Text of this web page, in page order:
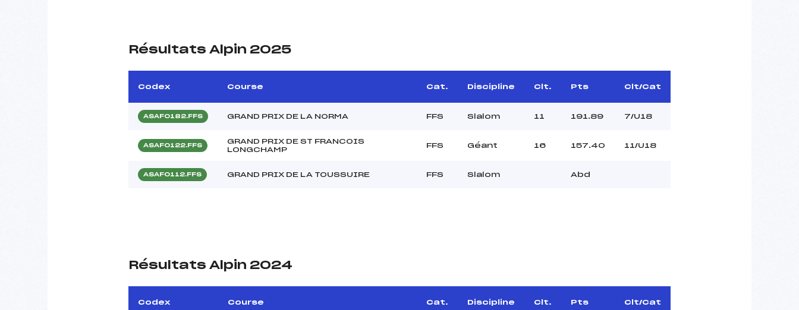
Résultats Alpin 2025
Codex Course Cat. Discipline Clt. Pts Clt/Cat
ASAF0182.FFS GRAND PRIX DE LA NORMA FFS Slalom 11 191.89 7/U18
ASAF0122.FFS
GRAND PRIX DE ST FRANCOIS
LONGCHAMP
FFS Géant 16 157.40 11/U18
ASAF0112.FFS GRAND PRIX DE LA TOUSSUIRE FFS Slalom Abd
Résultats Alpin 2024
Codex Course Cat. Discipline Clt. Pts Clt/Cat